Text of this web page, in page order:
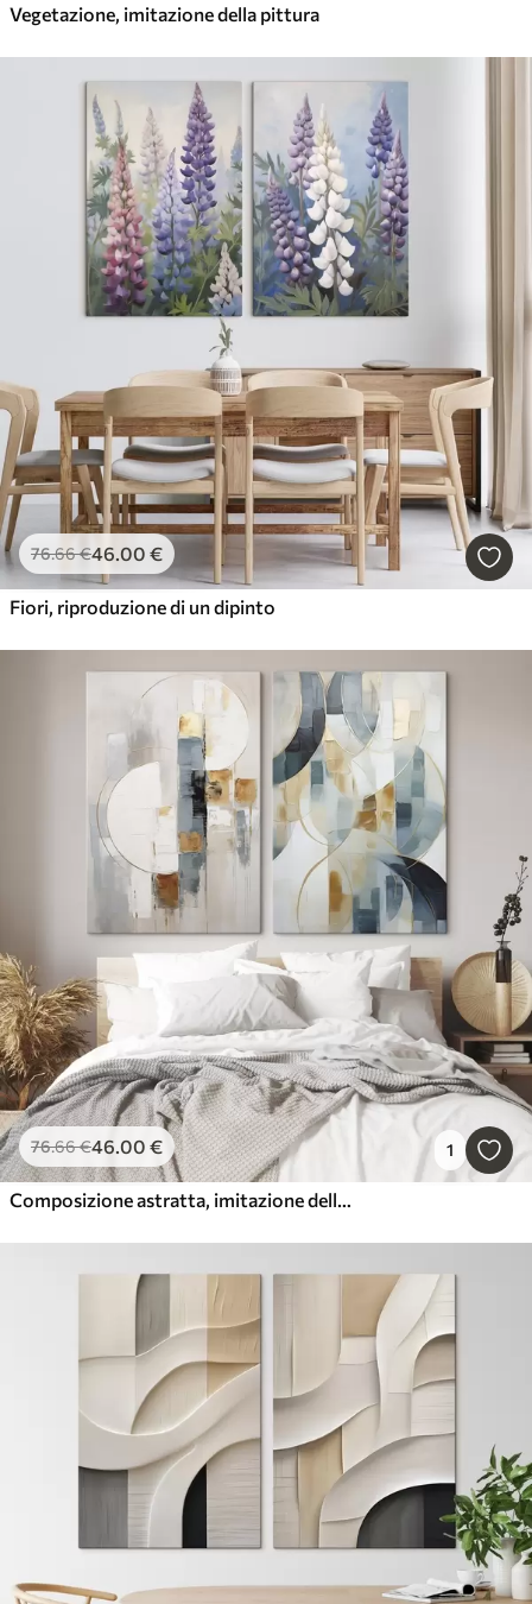
Vegetazione, imitazione della pittura
76.66€46.00 €
Fiori, riproduzione di un dipinto
76.66€46.00 € 1
Composizione astratta, imitazione della pittura